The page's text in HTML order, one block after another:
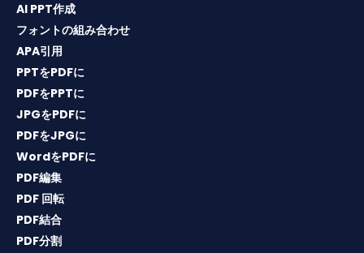
AI PPT作成
フォントの組み合わせ
APA引用
PPTをPDFに
PDFをPPTに
JPGをPDFに
PDFをJPGに
WordをPDFに
PDF編集
PDF 回転
PDF結合
PDF分割